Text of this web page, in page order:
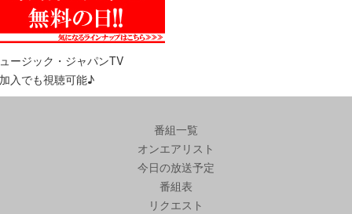
ージック・ジャパンTV
入でも視聴可能♪
番組一覧
オンエアリスト
今日の放送予定
番組表
リクエスト